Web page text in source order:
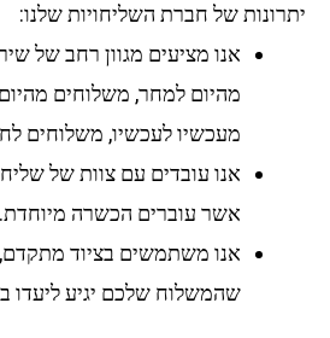
יתרונות של חברת השליחויות שלנו:
אנו מציעים מגוון רחב של
מהיום למחר, משלוחים
מעכשיו לעכשיו, משלוחים
אנו עובדים עם צוות של
אשר עוברים הכשרה מיוחדת.
אנו משתמשים בציוד
שהמשלוח שלכם יגיע ליעדו